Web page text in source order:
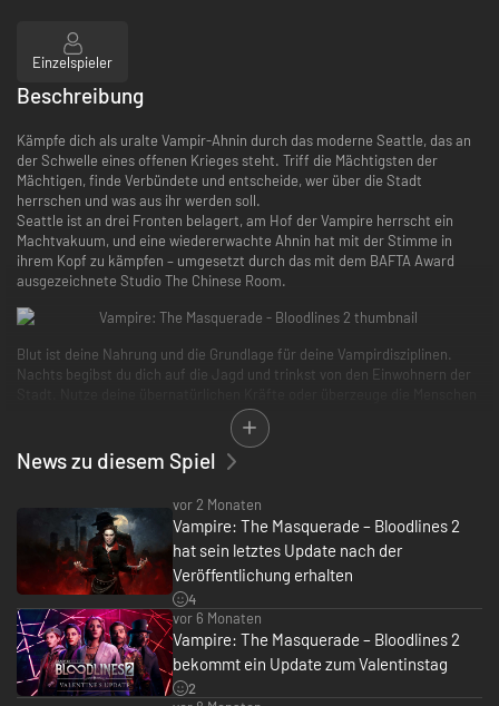
Einzelspieler
Beschreibung
Kämpfe dich als uralte Vampir-Ahnin durch das moderne Seattle, das an
der Schwelle eines offenen Krieges steht. Triff die Mächtigsten der
Mächtigen, finde Verbündete und entscheide, wer über die Stadt
herrschen und was aus ihr werden soll.
Seattle ist an drei Fronten belagert, am Hof der Vampire herrscht ein
Machtvakuum, und eine wiedererwachte Ahnin hat mit der Stimme in
ihrem Kopf zu kämpfen – umgesetzt durch das mit dem BAFTA Award
ausgezeichnete Studio The Chinese Room.
Blut ist deine Nahrung und die Grundlage für deine Vampirdisziplinen.
Nachts begibst du dich auf die Jagd und trinkst von den Einwohnern der
mit anderen Mitteln, dir tief in eine dunkle Gasse zu folgen, um deinen
Durst zu stillen. Doch hüte dich davor, die Maskerade zu brechen: Gib
niemals preis, was du bist, sonst riskierst du Repressalien – zunächst von
der Polizei und dann, nun ja, du bist nicht das einzige Ungeheuer, das
Erlebe packende, immersive Kämpfe, die je nach deiner Wahl des
Vampirclans völlig verschiedene Spielstile und -ansätze belohnen. Stürze
dich mit übernatürlich verstärkten Fäusten ins Kampfgetümmel, halte
aus der Ferne eine Standpauke oder nimm deine Rolle als Raubtier an der
Spitze der Nahrungskette ein und dünne die Herde aus, um so deine
Chancen zu verbessern. Die Wahl deines Clans ermöglicht dir diese
Spielstile und mehr.
News zu diesem Spiel
vor 2 Monaten
Vampire: The Masquerade – Bloodlines 2
hat sein letztes Update nach der
Veröffentlichung erhalten
4
vor 6 Monaten
Vampire: The Masquerade – Bloodlines 2
bekommt ein Update zum Valentinstag
2